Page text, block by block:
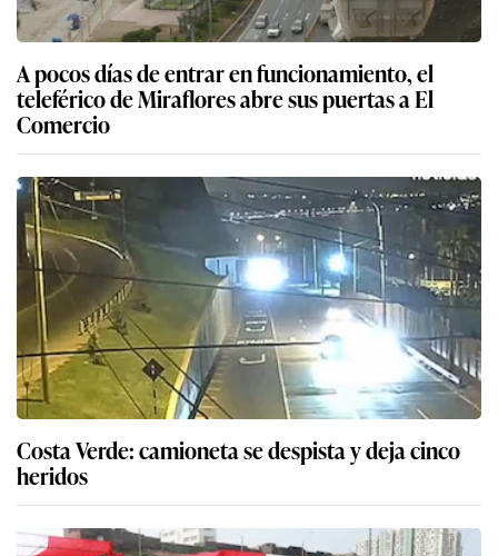
A pocos días de entrar en funcionamiento, el
teleférico de Miraflores abre sus puertas a El
Comercio
Costa Verde: camioneta se despista y deja cinco
heridos